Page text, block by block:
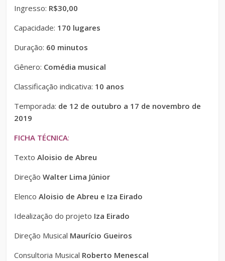
Ingresso: R$30,00
Capacidade: 170 lugares
Duração: 60 minutos
Gênero: Comédia musical
Classificação indicativa: 10 anos
Temporada: de 12 de outubro a 17 de novembro de
2019
FICHA TÉCNICA:
TextoAloisio de Abreu
DireçãoWalter Lima Júnior
ElencoAloisio de Abreu e Iza Eirado
Idealização do projeto Iza Eirado
Direção Musical Maurício Gueiros
Consultoria Musical Roberto Menescal